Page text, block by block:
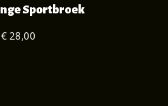
Sportbroek
€ 28,00